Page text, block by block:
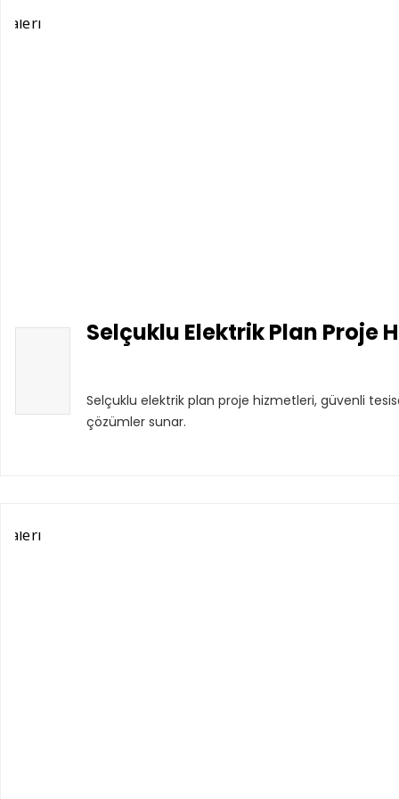
Selçuklu Elektrik Plan Proje
Selçuklu elektrik plan proje hizmetleri, güvenli
çözümler sunar.